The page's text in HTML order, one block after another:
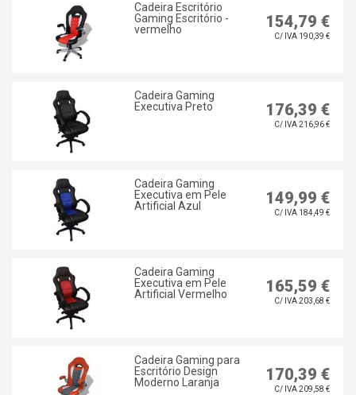
Cadeira Escritório
Gaming Escritório -
vermelho
154,79 €
C/ IVA 190,39 €
Cadeira Gaming
Executiva Preto
176,39 €
C/ IVA 216,96 €
Cadeira Gaming
Executiva em Pele
Artificial Azul
149,99 €
C/ IVA 184,49 €
Cadeira Gaming
Executiva em Pele
Artificial Vermelho
165,59 €
C/ IVA 203,68 €
Cadeira Gaming para
Escritório Design
Moderno Laranja
170,39 €
C/ IVA 209,58 €